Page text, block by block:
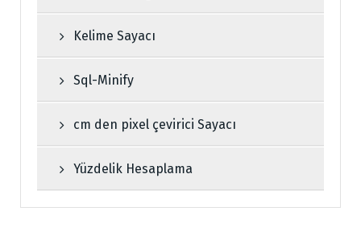
Kelime Sayacı
Sql-Minify
cm den pixel çevirici Sayacı
Yüzdelik Hesaplama